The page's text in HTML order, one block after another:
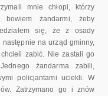
mnie chłopi, którzy
żandarmi, żeby
się, że z osady
na urząd gminny,
zabić. Nie zastali go
żandarma zabili,
policjantami uciekli. W
Zatrzymano go i znów